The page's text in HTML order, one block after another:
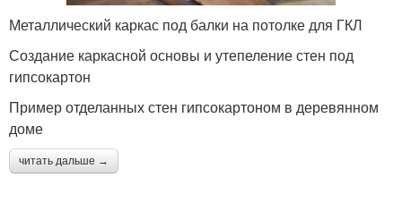
Металлический каркас под балки на потолке для ГКЛ
Создание каркасной основы и утепеление стен под
гипсокартон
Пример отделанных стен гипсокартоном в деревянном
доме
читать дальше →